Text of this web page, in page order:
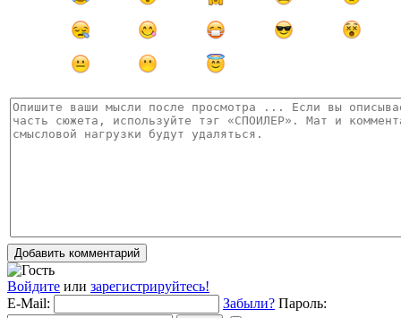
Добавить комментарий
Войдите или зарегистрируйтесь!
E-Mail:
Забыли? Пароль: